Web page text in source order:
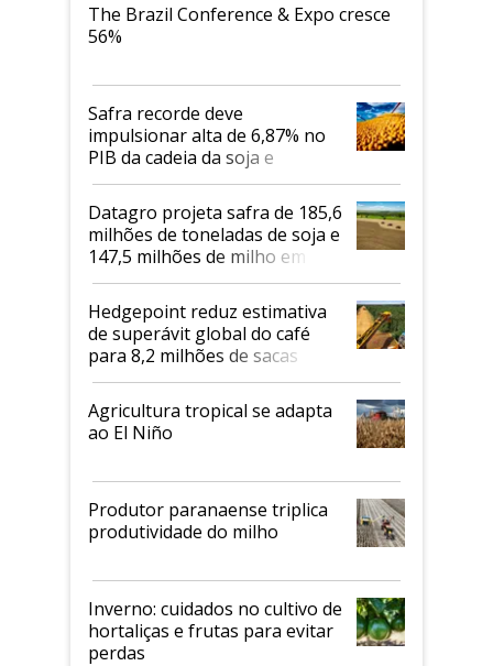
The Brazil Conference & Expo cresce
56%
Safra recorde deve
impulsionar alta de 6,87% no
PIB da cadeia da soja e
biodiesel em 2026
Datagro projeta safra de 185,6
milhões de toneladas de soja e
147,5 milhões de milho em
2026/27
Hedgepoint reduz estimativa
de superávit global do café
para 8,2 milhões de sacas
Agricultura tropical se adapta
ao El Niño
Produtor paranaense triplica
produtividade do milho
Inverno: cuidados no cultivo de
hortaliças e frutas para evitar
perdas